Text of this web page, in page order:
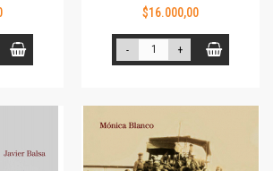
$16.000,00
- +